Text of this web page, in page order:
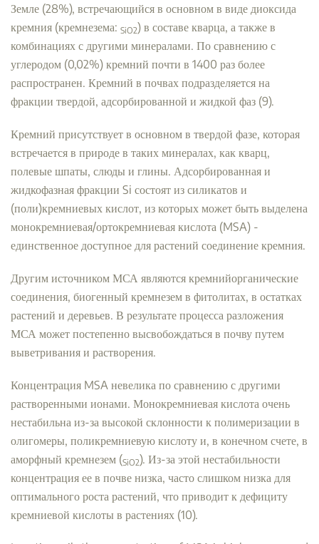
Земле (28%), встречающийся в основном в виде диоксида
кремния (кремнезема: SiO2) в составе кварца, а также в
комбинациях с другими минералами. По сравнению с
углеродом (0,02%) кремний почти в 1400 раз более
распространен. Кремний в почвах подразделяется на
фракции твердой, адсорбированной и жидкой фаз (9).
Кремний присутствует в основном в твердой фазе, которая
встречается в природе в таких минералах, как кварц,
полевые шпаты, слюды и глины. Адсорбированная и
жидкофазная фракции Si состоят из силикатов и
(поли)кремниевых кислот, из которых может быть выделена
монокремниевая/ортокремниевая кислота (MSA) -
единственное доступное для растений соединение кремния.
Другим источником МСА являются кремнийорганические
соединения, биогенный кремнезем в фитолитах, в остатках
растений и деревьев. В результате процесса разложения
МСА может постепенно высвобождаться в почву путем
выветривания и растворения.
Концентрация MSA невелика по сравнению с другими
растворенными ионами. Монокремниевая кислота очень
нестабильна из-за высокой склонности к полимеризации в
олигомеры, поликремниевую кислоту и, в конечном счете, в
аморфный кремнезем (SiO2). Из-за этой нестабильности
концентрация ее в почве низка, часто слишком низка для
оптимального роста растений, что приводит к дефициту
кремниевой кислоты в растениях (10).